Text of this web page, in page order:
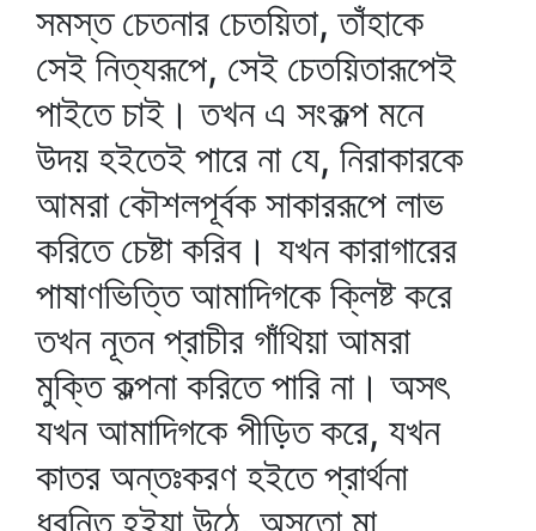
সমস্ত চেতনার চেতয়িতা, তাঁহাকে
সেই নিত্যরূপে, সেই চেতয়িতারূপেই
পাইতে চাই। তখন এ সংকল্প মনে
উদয় হইতেই পারে না যে, নিরাকারকে
আমরা কৌশলপূর্বক সাকাররূপে লাভ
করিতে চেষ্টা করিব। যখন কারাগারের
পাষাণভিত্তি আমাদিগকে ক্লিষ্ট করে
তখন নূতন প্রাচীর গাঁথিয়া আমরা
মুক্তি কল্পনা করিতে পারি না। অসৎ
যখন আমাদিগকে পীড়িত করে, যখন
কাতর অন্তঃকরণ হইতে প্রার্থনা